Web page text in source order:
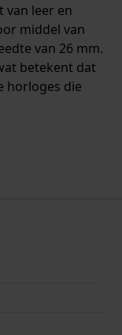
van leer en
middel van
van 26 mm.
betekent dat
horloges die